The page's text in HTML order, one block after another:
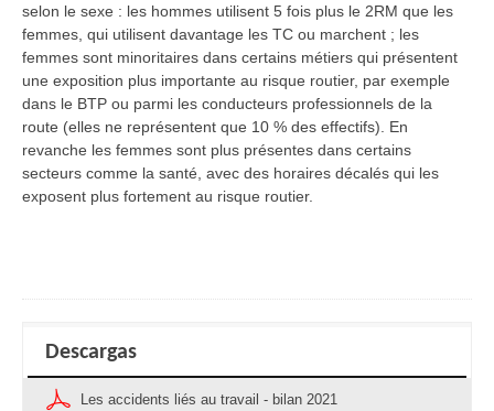
selon le sexe : les hommes utilisent 5 fois plus le 2RM que les
femmes, qui utilisent davantage les TC ou marchent ; les
femmes sont minoritaires dans certains métiers qui présentent
une exposition plus importante au risque routier, par exemple
dans le BTP ou parmi les conducteurs professionnels de la
route (elles ne représentent que 10 % des effectifs). En
revanche les femmes sont plus présentes dans certains
secteurs comme la santé, avec des horaires décalés qui les
exposent plus fortement au risque routier.
Descargas
Les accidents liés au travail - bilan 2021